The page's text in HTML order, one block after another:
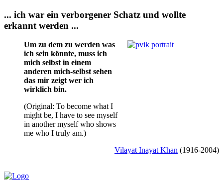
... ich war ein verborgener Schatz und wollte
erkannt werden ...
Um zu dem zu werden was
ich sein könnte, muss ich
mich selbst in einem
anderen mich-selbst sehen
das mir zeigt wer ich
wirklich bin.
(Original: To become what I
might be, I have to see myself
in another myself who shows
me who I truly am.)
Vilayat Inayat Khan (1916-2004)